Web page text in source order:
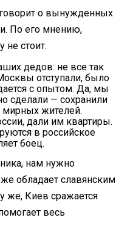
о вынужденных
По его мнению,
не стоит.
дедов: не все так
отступали, было
с опытом. Да, мы
сделали — сохранили
мирных жителей.
дали им квартиры.
в российское
боец.
нам нужно
обладает славянским
же, Киев сражается
весь